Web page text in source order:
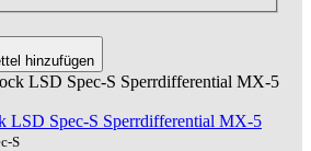
hinzufügen
LSD Spec-S Sperrdifferential MX-5
S